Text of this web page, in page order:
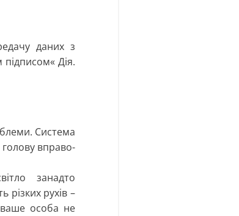
даних з
Дія.
Система
вправо-
занадто
різких рухів –
ваше особа не